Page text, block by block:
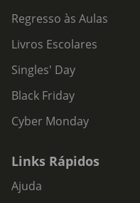
Regresso às Aulas
Livros Escolares
Singles' Day
Black Friday
Cyber Monday
Links Rápidos
Ajuda